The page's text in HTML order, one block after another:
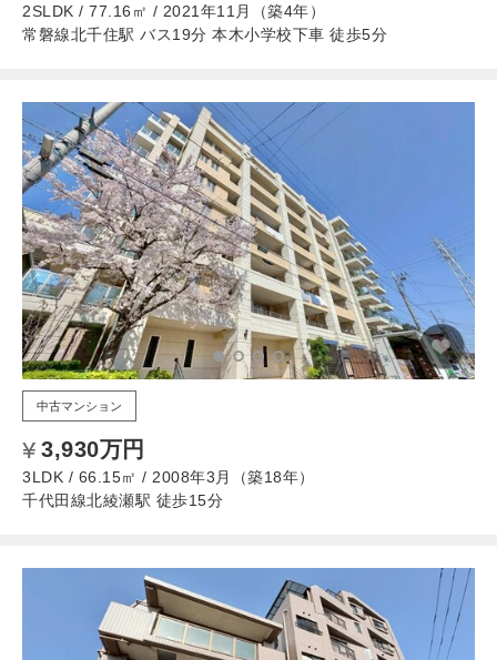
2SLDK / 77.16㎡ / 2021年11月（築4年）
常磐線北千住駅 バス19分 本木小学校下車 徒歩5分
中古マンション
3,930万円
3LDK / 66.15㎡ / 2008年3月（築18年）
千代田線北綾瀬駅 徒歩15分